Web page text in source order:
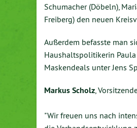
Schumacher (Döbeln),
Freiberg) den neuen
Außerdem befasste man
Haushaltspolitikerin
Maskendeals unter Jens
Markus Scholz,
"Wir freuen uns nach